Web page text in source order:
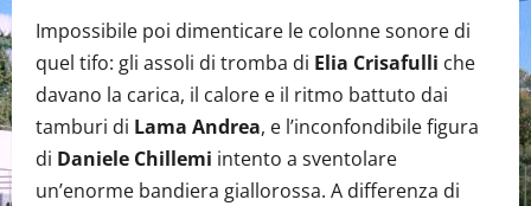
Impossibile poi dimenticare le colonne sonore di
quel tifo: gli assoli di tromba di Elia Crisafulli che
davano la carica, il calore e il ritmo battuto dai
tamburi di Lama Andrea, e l’inconfondibile figura
di Daniele Chillemi intento a sventolare
un’enorme bandiera giallorossa. A differenza di